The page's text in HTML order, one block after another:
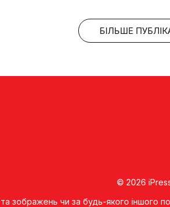
БІЛЬШЕ
© 2026
зображень чи за будь-якого іншого